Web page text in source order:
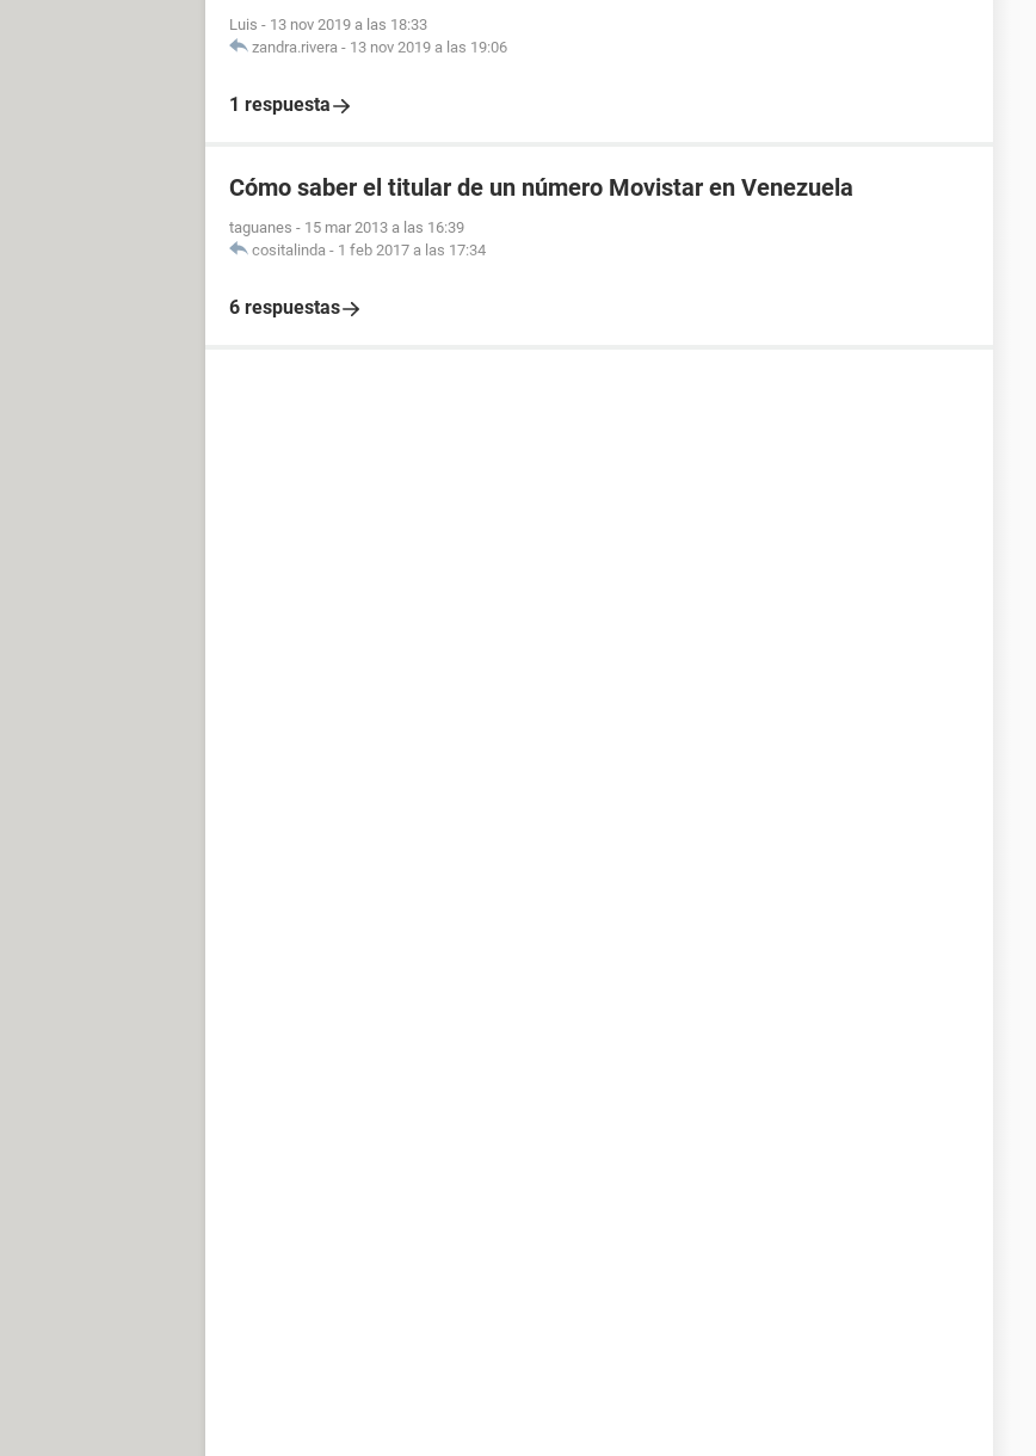
Luis - 13 nov 2019 a las 18:33
zandra.rivera - 13 nov 2019 a las 19:06
1 respuesta
Cómo saber el titular de un número Movistar en Venezuela
taguanes - 15 mar 2013 a las 16:39
cositalinda - 1 feb 2017 a las 17:34
6 respuestas